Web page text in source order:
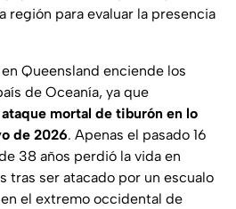
región para evaluar la presencia
Queensland enciende los
de Oceanía, ya que
mortal de tiburón en lo
de 2026. Apenas el pasado 16
38 años perdió la vida en
tras ser atacado por un escualo
el extremo occidental de